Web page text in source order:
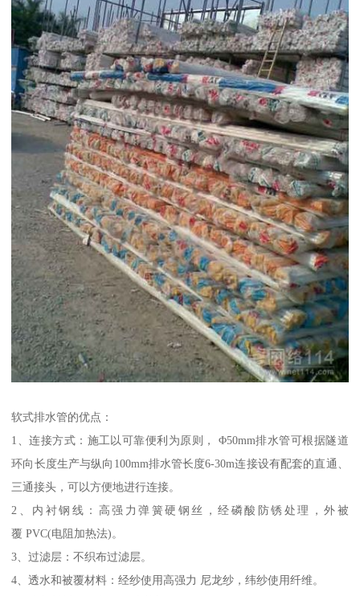
软式排水管的优点：
1、连接方式：施工以可靠便利为原则， Φ50mm排水管可根据隧道
环向长度生产与纵向100mm排水管长度6-30m连接设有配套的直通、
三通接头，可以方便地进行连接。
2、内衬钢线：高强力弹簧硬钢丝，经磷酸防锈处理，外被
覆 PVC(电阻加热法)。
3、过滤层：不织布过滤层。
4、透水和被覆材料：经纱使用高强力 尼龙纱，纬纱使用纤维。